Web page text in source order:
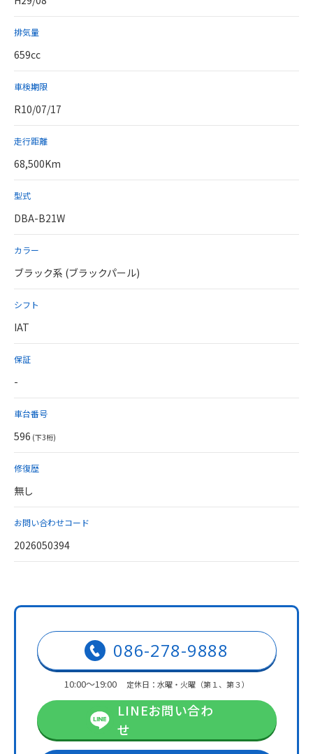
排気量
659cc
車検期限
R10/07/17
走行距離
68,500Km
型式
DBA-B21W
カラー
ブラック系 (ブラックパール)
シフト
IAT
保証
-
車台番号
596 (下3桁)
修復歴
無し
お問い合わせコード
2026050394
086-278-9888
10:00～19:00 定休日：水曜・火曜（第１、第３）
LINEお問い合わ
せ